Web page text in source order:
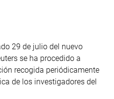
29 de julio del nuevo
se ha procedido a
recogida periódicamente
de los investigadores del